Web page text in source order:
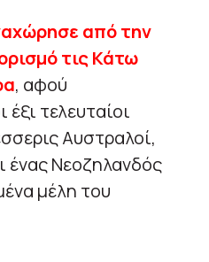
από την
τις Κάτω
, αφού
τελευταίοι
Αυστραλοί,
ένας Νεοζηλανδός
μέλη του